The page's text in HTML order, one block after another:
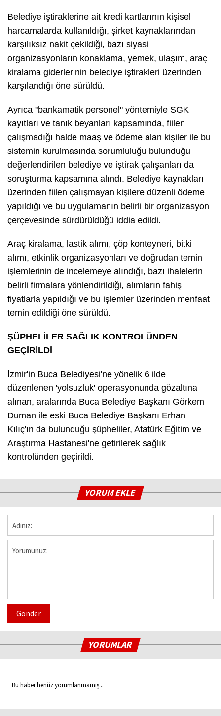
Belediye iştiraklerine ait kredi kartlarının kişisel
harcamalarda kullanıldığı, şirket kaynaklarından
karşılıksız nakit çekildiği, bazı siyasi
organizasyonların konaklama, yemek, ulaşım, araç
kiralama giderlerinin belediye iştirakleri üzerinden
karşılandığı öne sürüldü.
Ayrıca "bankamatik personel" yöntemiyle SGK
kayıtları ve tanık beyanları kapsamında, fiilen
çalışmadığı halde maaş ve ödeme alan kişiler ile bu
sistemin kurulmasında sorumluluğu bulunduğu
değerlendirilen belediye ve iştirak çalışanları da
soruşturma kapsamına alındı. Belediye kaynakları
üzerinden fiilen çalışmayan kişilere düzenli ödeme
yapıldığı ve bu uygulamanın belirli bir organizasyon
çerçevesinde sürdürüldüğü iddia edildi.
Araç kiralama, lastik alımı, çöp konteyneri, bitki
alımı, etkinlik organizasyonları ve doğrudan temin
işlemlerinin de incelemeye alındığı, bazı ihalelerin
belirli firmalara yönlendirildiği, alımların fahiş
fiyatlarla yapıldığı ve bu işlemler üzerinden menfaat
temin edildiği öne sürüldü.
ŞÜPHELİLER SAĞLIK KONTROLÜNDEN
GEÇİRİLDİ
İzmir'in Buca Belediyesi'ne yönelik 6 ilde
düzenlenen 'yolsuzluk' operasyonunda gözaltına
alınan, aralarında Buca Belediye Başkanı Görkem
Duman ile eski Buca Belediye Başkanı Erhan
Kılıç'ın da bulunduğu şüpheliler, Atatürk Eğitim ve
Araştırma Hastanesi'ne getirilerek sağlık
kontrolünden geçirildi.
YORUM EKLE
Gönder
YORUMLAR
Bu haber henüz yorumlanmamış...